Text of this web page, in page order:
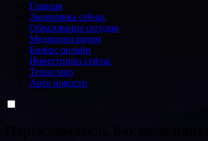
Главная
Экономика сейчас
Образование сегодня
Медицина рядом
Бизнес онлайн
Инвестиции сейчас
Техно мир
Авто новости